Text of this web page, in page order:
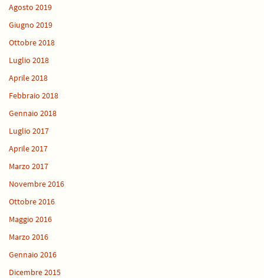
Agosto 2019
Giugno 2019
Ottobre 2018
Luglio 2018
Aprile 2018
Febbraio 2018
Gennaio 2018
Luglio 2017
Aprile 2017
Marzo 2017
Novembre 2016
Ottobre 2016
Maggio 2016
Marzo 2016
Gennaio 2016
Dicembre 2015